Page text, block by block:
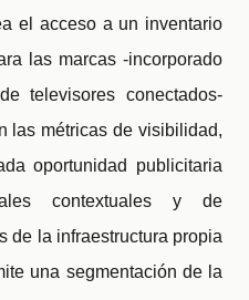
el acceso a un inventario
las marcas -incorporado
televisores conectados-
las métricas de visibilidad,
oportunidad publicitaria
contextuales y de
de la infraestructura propia
una segmentación de la